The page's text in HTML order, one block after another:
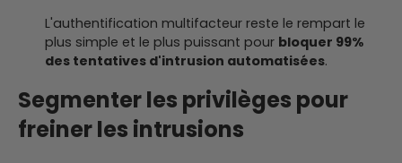
L'authentification multifacteur reste le rempart le
plus simple et le plus puissant pour bloquer 99%
des tentatives d'intrusion automatisées.
Segmenter les privilèges pour
freiner les intrusions